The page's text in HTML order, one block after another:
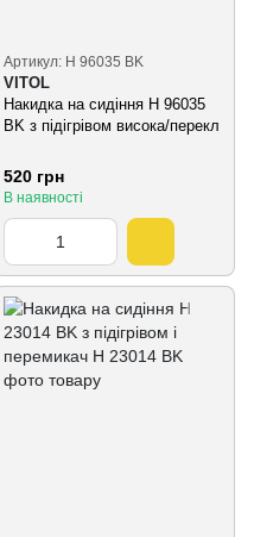
Артикул: H 96035 BK
VITOL
Накидка на сидіння H 96035
BK з підігрівом висока/перекл
520 грн
В наявності